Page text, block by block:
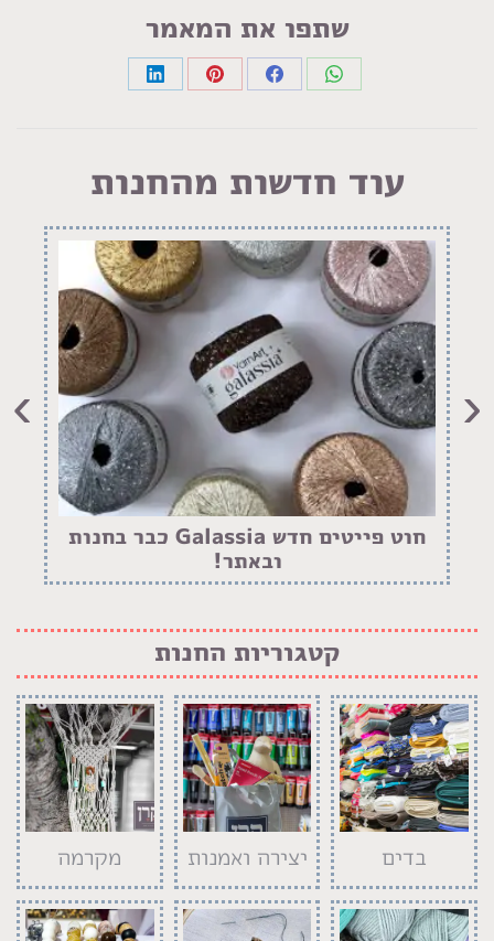
שתפו את המאמר
Share
Share
Share
Share
עוד חדשות מהחנות
חוט פייטים חדש Galassia כבר בחנות
ובאתר!
‹
›
קטגוריות החנות
בדים יצירה ואמנות מקרמה